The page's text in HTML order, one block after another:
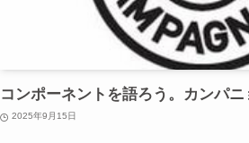
コンポーネントを語ろう。カンパニ
2025年9月15日